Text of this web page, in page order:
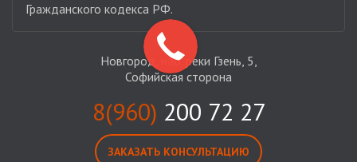
Гражданского кодекса РФ.
Новгород, наб. реки Гзень, 5,
Софийская сторона
8(960) 200 72 27
ЗАКАЗАТЬ КОНСУЛЬТАЦИЮ